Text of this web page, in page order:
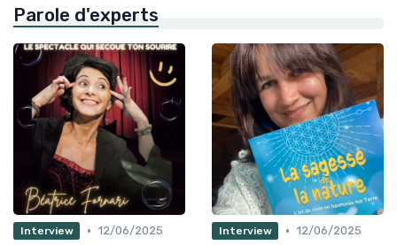
Parole d'experts
Interview • 12/06/2025
Interview • 12/06/2025